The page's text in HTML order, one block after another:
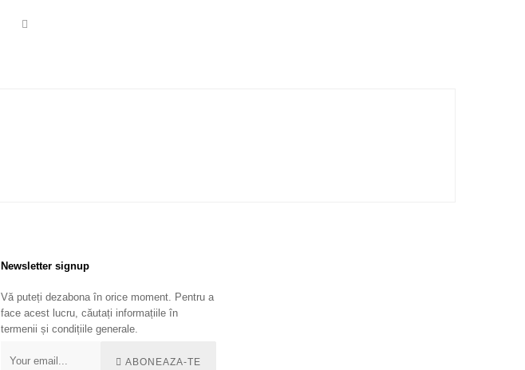
Newsletter signup
Vă puteți dezabona în orice moment. Pentru a
face acest lucru, căutați informațiile în
termenii și condițiile generale.
ABONEAZA-TE